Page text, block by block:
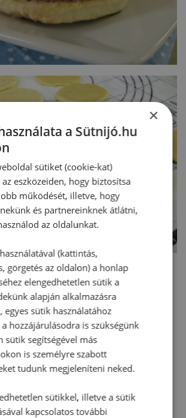
nem érkezett hozzászólás.
írása
×
a Sütnijó.hu
sütiket (cookie-kat)
az eszközeiden, hogy biztosítsa
működését, illetve, hogy
és partnereinknek átlátni,
az oldalunkat.
(kattintás,
görgetés az oldalon) a honlap
elengedhetetlen sütik a
alapján alkalmazásra
egyes sütik használatához
hozzájárulásodra is szükségünk
sütik segítségével más
is személyre szabott
tudunk megjeleníteni neked.
sütikkel, illetve a sütik
kapcsolatos további